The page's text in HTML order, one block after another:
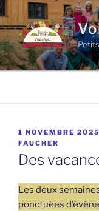
Aller
au
contenu
principal
PUBLIÉ
LE
1 NOVEMBRE 2025
FAUCHER
Des
Les deux
ponctuées